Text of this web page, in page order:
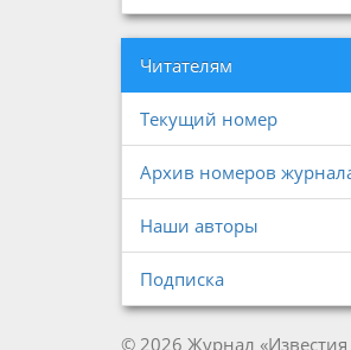
Читателям
Текущий номер
Архив номеров
Наши авторы
Подписка
© 2026 Журнал «Известия